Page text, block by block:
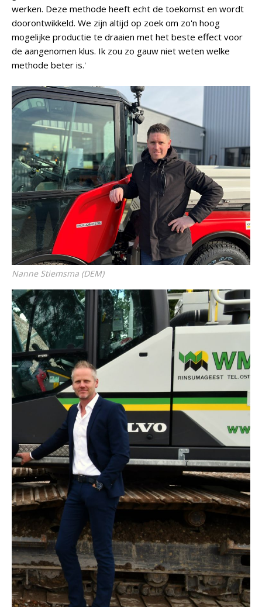
werken. Deze methode heeft echt de toekomst en wordt
doorontwikkeld. We zijn altijd op zoek om zo'n hoog
mogelijke productie te draaien met het beste effect voor
de aangenomen klus. Ik zou zo gauw niet weten welke
methode beter is.'
Nanne Stiemsma (DEM)